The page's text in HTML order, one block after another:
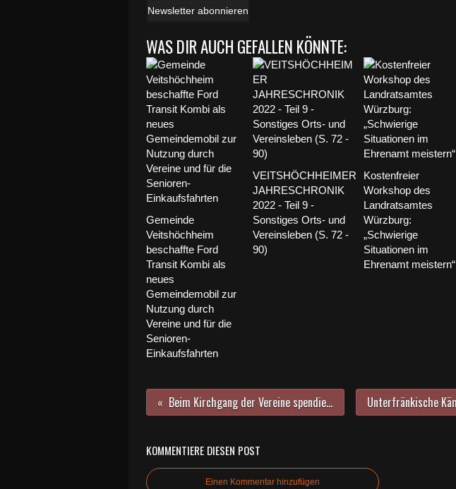
Newsletter abonnieren
WAS DIR AUCH GEFALLEN KÖNNTE:
Gemeinde
Veitshöchheim
beschaffte Ford
Transit Kombi als
neues
Gemeindemobil zur
Nutzung durch
Vereine und für die
Senioren-
Einkaufsfahrten
VEITSHÖCHHEIMER
JAHRESCHRONIK
2022 - Teil 9 -
Sonstiges Orts- und
Vereinsleben (S. 72 -
90)
Kostenfreier
Workshop des
Landratsamtes
Würzburg:
„Schwierige
Situationen im
Ehrenamt meistern“
Beim Kirchgang der Vereine spendierte die Gemeinde Veitshöchheim als Anerkennung ein Freigetränk
KOMMENTIERE DIESEN POST
Einen Kommentar hinzufügen